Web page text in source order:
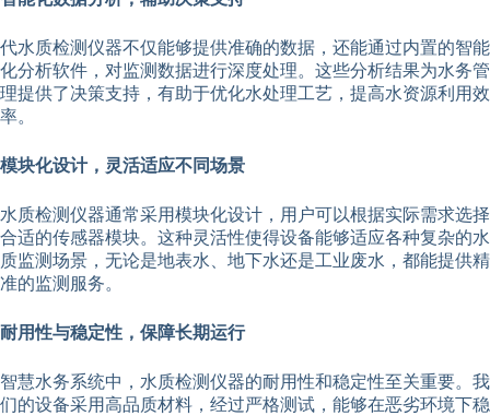
代水质检测仪器不仅能够提供准确的数据，还能通过内置的智能
化分析软件，对监测数据进行深度处理。这些分析结果为水务管
理提供了决策支持，有助于优化水处理工艺，提高水资源利用效
率。
模块化设计，灵活适应不同场景
水质检测仪器通常采用模块化设计，用户可以根据实际需求选择
合适的传感器模块。这种灵活性使得设备能够适应各种复杂的水
质监测场景，无论是地表水、地下水还是工业废水，都能提供精
准的监测服务。
耐用性与稳定性，保障长期运行
智慧水务系统中，水质检测仪器的耐用性和稳定性至关重要。我
们的设备采用高品质材料，经过严格测试，能够在恶劣环境下稳